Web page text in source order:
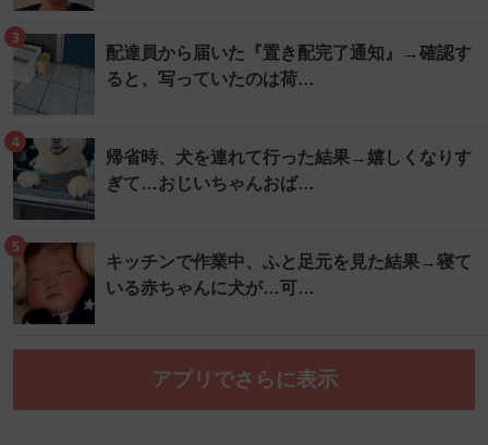
3
配達員から届いた『置き配完了通知』→確認す
ると、写っていたのは荷…
4
帰省時、犬を連れて行った結果→嬉しくなりす
ぎて…おじいちゃんおば…
5
キッチンで作業中、ふと足元を見た結果→寝て
いる赤ちゃんに犬が…可…
アプリでさらに表示